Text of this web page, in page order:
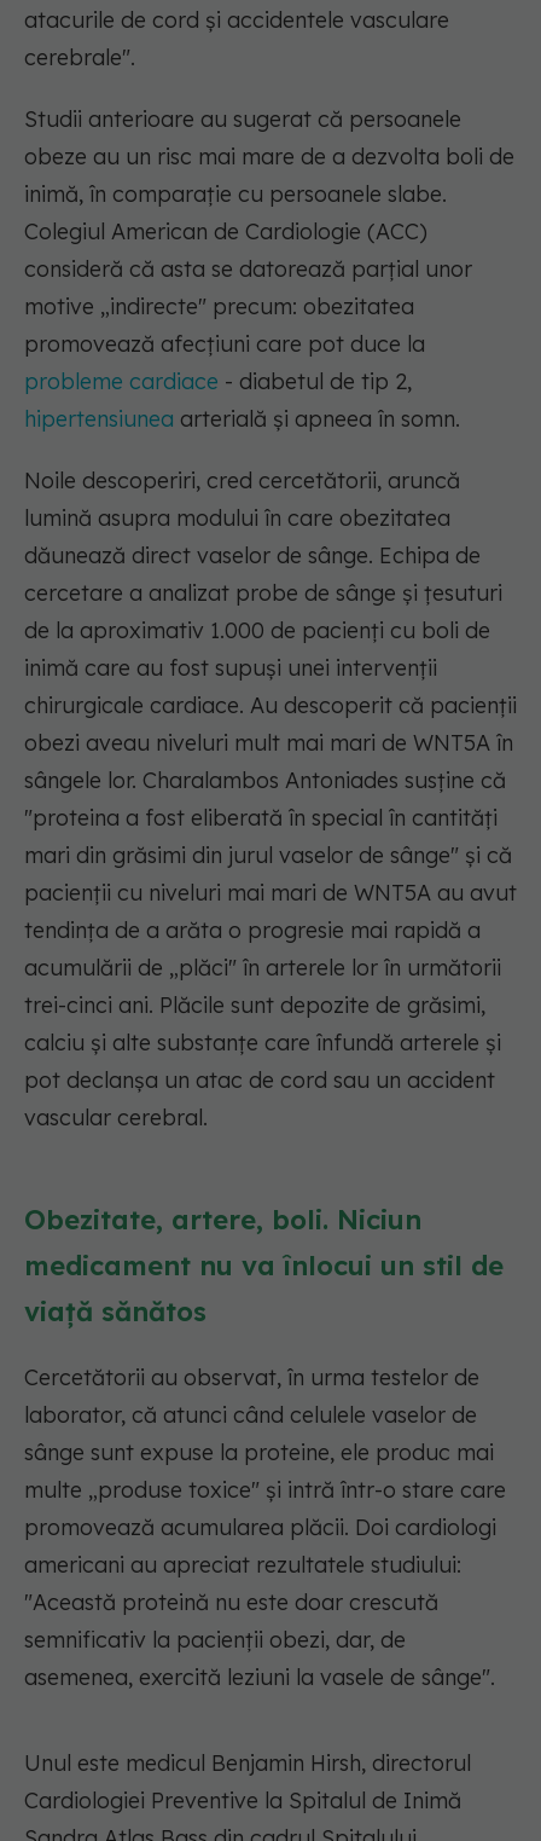
atacurile de cord și accidentele vasculare
cerebrale".
Studii anterioare au sugerat că persoanele
obeze au un risc mai mare de a dezvolta boli de
inimă, în comparație cu persoanele slabe.
Colegiul American de Cardiologie (ACC)
consideră că asta se datorează parțial unor
motive „indirecte" precum: obezitatea
promovează afecțiuni care pot duce la
probleme cardiace - diabetul de tip 2,
hipertensiunea arterială și apneea în somn.
Noile descoperiri, cred cercetătorii, aruncă
lumină asupra modului în care obezitatea
dăunează direct vaselor de sânge. Echipa de
cercetare a analizat probe de sânge și țesuturi
de la aproximativ 1.000 de pacienți cu boli de
inimă care au fost supuși unei intervenții
chirurgicale cardiace. Au descoperit că pacienții
obezi aveau niveluri mult mai mari de WNT5A în
sângele lor. Charalambos Antoniades susține că
"proteina a fost eliberată în special în cantități
mari din grăsimi din jurul vaselor de sânge" și că
pacienții cu niveluri mai mari de WNT5A au avut
tendința de a arăta o progresie mai rapidă a
acumulării de „plăci" în arterele lor în următorii
trei-cinci ani. Plăcile sunt depozite de grăsimi,
calciu și alte substanțe care înfundă arterele și
pot declanșa un atac de cord sau un accident
vascular cerebral.
Obezitate, artere, boli. Niciun
medicament nu va înlocui un stil de
viață sănătos
Cercetătorii au observat, în urma testelor de
laborator, că atunci când celulele vaselor de
sânge sunt expuse la proteine, ele produc mai
multe „produse toxice" și intră într-o stare care
promovează acumularea plăcii. Doi cardiologi
americani au apreciat rezultatele studiului:
"Această proteină nu este doar crescută
semnificativ la pacienții obezi, dar, de
asemenea, exercită leziuni la vasele de sânge".
Unul este medicul Benjamin Hirsh, directorul
Cardiologiei Preventive la Spitalul de Inimă